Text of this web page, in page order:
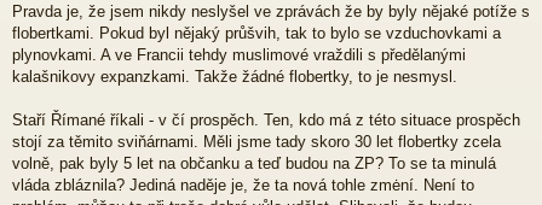
e
k
Pravda je, že jsem nikdy neslyšel ve zprávách že by byly nějaké potíže s
flobertkami. Pokud byl nějaký průšvih, tak to bylo se vzduchovkami a
plynovkami. A ve Francii tehdy muslimové vraždili s předělanými
kalašnikovy expanzkami. Takže žádné flobertky, to je nesmysl.
Staří Římané říkali - v čí prospěch. Ten, kdo má z této situace prospěch
stojí za těmito sviňárnami. Měli jsme tady skoro 30 let flobertky zcela
volně, pak byly 5 let na občanku a teď budou na ZP? To se ta minulá
vláda zbláznila? Jediná naděje je, že ta nová tohle zmėní. Není to